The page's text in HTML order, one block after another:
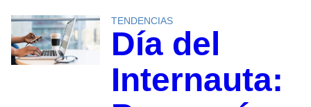
TENDENCIAS
Día del
Internauta: